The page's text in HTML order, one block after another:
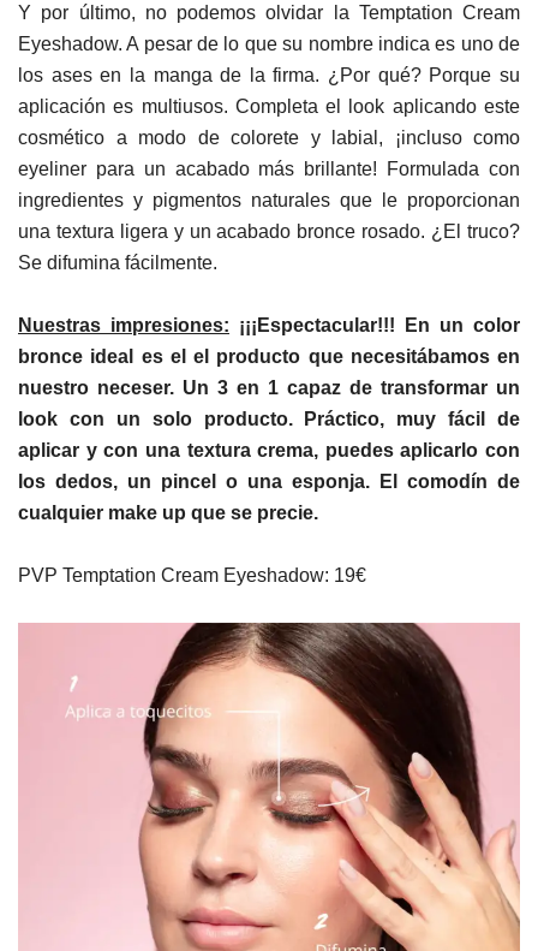
Y por último, no podemos olvidar la Temptation Cream
Eyeshadow. A pesar de lo que su nombre indica es uno de
los ases en la manga de la firma. ¿Por qué? Porque su
aplicación es multiusos. Completa el look aplicando este
cosmético a modo de colorete y labial, ¡incluso como
eyeliner para un acabado más brillante! Formulada con
ingredientes y pigmentos naturales que le proporcionan
una textura ligera y un acabado bronce rosado. ¿El truco?
Se difumina fácilmente.
Nuestras impresiones: ¡¡¡Espectacular!!! En un color
bronce ideal es el el producto que necesitábamos en
nuestro neceser. Un 3 en 1 capaz de transformar un
look con un solo producto. Práctico, muy fácil de
aplicar y con una textura crema, puedes aplicarlo con
los dedos, un pincel o una esponja. El comodín de
cualquier make up que se precie.
PVP Temptation Cream Eyeshadow: 19€